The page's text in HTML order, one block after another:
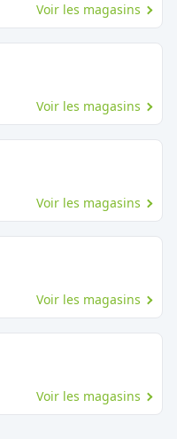
Voir les magasins
Voir les magasins
Voir les magasins
Voir les magasins
Voir les magasins